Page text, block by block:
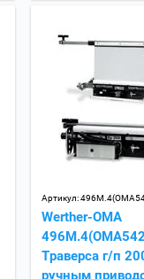
Артикул:
Werther-OMA
Траверса г/п
ручным